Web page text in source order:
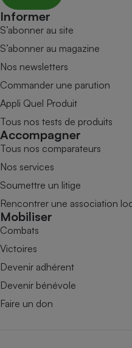
Informer
S’abonner au site
S’abonner au magazine
Nos newsletters
Commander une parution
Appli Quel Produit
Tous nos tests de produits
Accompagner
Tous nos comparateurs
Nos services
Soumettre un litige
Rencontrer une association
Mobiliser
Combats
Victoires
Devenir adhérent
Devenir bénévole
Faire un don